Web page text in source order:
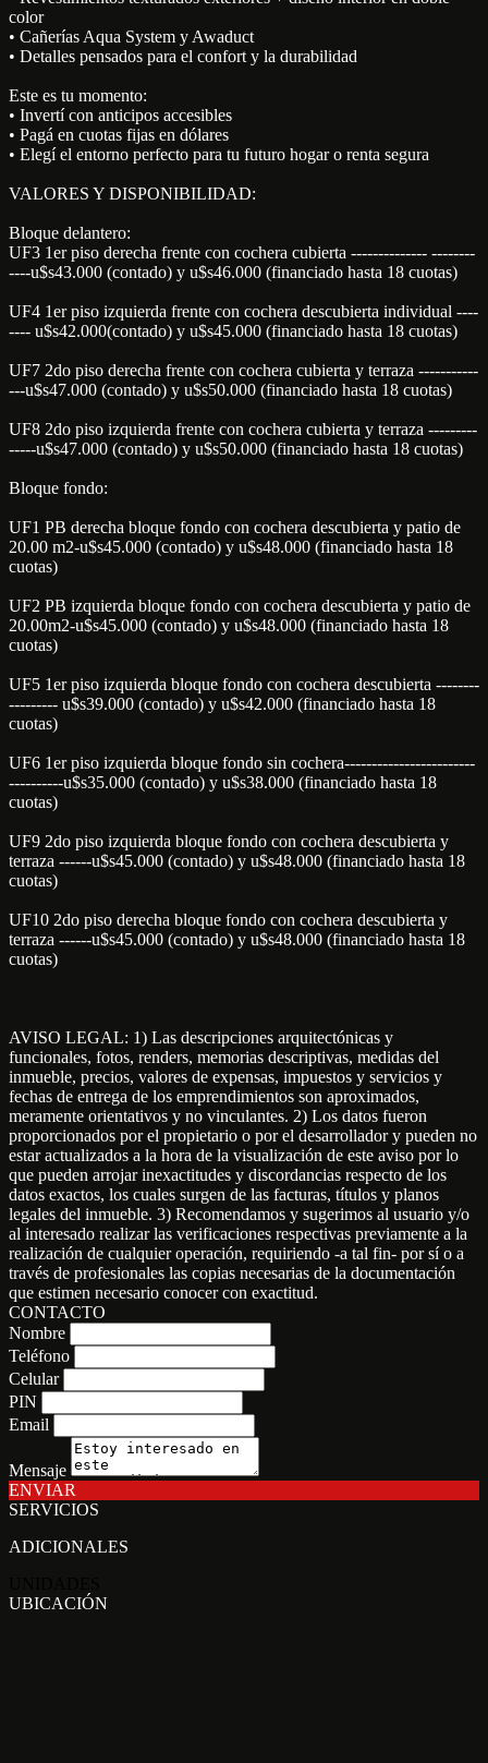
color
• Cañerías Aqua System y Awaduct
• Detalles pensados para el confort y la durabilidad
Este es tu momento:
• Invertí con anticipos accesibles
• Pagá en cuotas fijas en dólares
• Elegí el entorno perfecto para tu futuro hogar o renta segura
VALORES Y DISPONIBILIDAD:
Bloque delantero:
UF3 1er piso derecha frente con cochera cubierta -------------- --------
----u$s43.000 (contado) y u$s46.000 (financiado hasta 18 cuotas)
UF4 1er piso izquierda frente con cochera descubierta individual ----
---- u$s42.000(contado) y u$s45.000 (financiado hasta 18 cuotas)
UF7 2do piso derecha frente con cochera cubierta y terraza -----------
---u$s47.000 (contado) y u$s50.000 (financiado hasta 18 cuotas)
UF8 2do piso izquierda frente con cochera cubierta y terraza ---------
-----u$s47.000 (contado) y u$s50.000 (financiado hasta 18 cuotas)
Bloque fondo:
UF1 PB derecha bloque fondo con cochera descubierta y patio de
20.00 m2-u$s45.000 (contado) y u$s48.000 (financiado hasta 18
cuotas)
UF2 PB izquierda bloque fondo con cochera descubierta y patio de
20.00m2-u$s45.000 (contado) y u$s48.000 (financiado hasta 18
cuotas)
UF5 1er piso izquierda bloque fondo con cochera descubierta --------
--------- u$s39.000 (contado) y u$s42.000 (financiado hasta 18
cuotas)
UF6 1er piso izquierda bloque fondo sin cochera------------------------
----------u$s35.000 (contado) y u$s38.000 (financiado hasta 18
cuotas)
UF9 2do piso izquierda bloque fondo con cochera descubierta y
terraza ------u$s45.000 (contado) y u$s48.000 (financiado hasta 18
cuotas)
UF10 2do piso derecha bloque fondo con cochera descubierta y
terraza ------u$s45.000 (contado) y u$s48.000 (financiado hasta 18
cuotas)
AVISO LEGAL: 1) Las descripciones arquitectónicas y
funcionales, fotos, renders, memorias descriptivas, medidas del
inmueble, precios, valores de expensas, impuestos y servicios y
fechas de entrega de los emprendimientos son aproximados,
meramente orientativos y no vinculantes. 2) Los datos fueron
proporcionados por el propietario o por el desarrollador y pueden no
estar actualizados a la hora de la visualización de este aviso por lo
que pueden arrojar inexactitudes y discordancias respecto de los
datos exactos, los cuales surgen de las facturas, títulos y planos
legales del inmueble. 3) Recomendamos y sugerimos al usuario y/o
al interesado realizar las verificaciones respectivas previamente a la
realización de cualquier operación, requiriendo -a tal fin- por sí o a
través de profesionales las copias necesarias de la documentación
que estimen necesario conocer con exactitud.
CONTACTO
Nombre
Teléfono
Celular
PIN
Email
Mensaje
ENVIAR
SERVICIOS
ADICIONALES
UBICACIÓN